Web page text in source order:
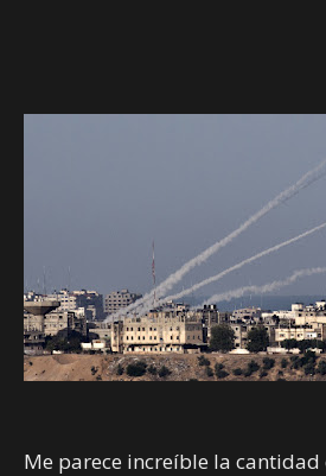
Me parece increíble la cantidad